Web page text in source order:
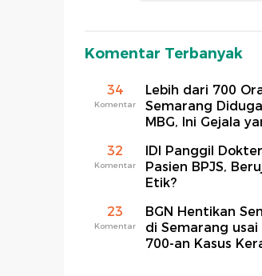
Komentar Terbanyak
34
Komentar
Lebih dari 700
Semarang
MBG, Ini Gejala
32
Komentar
IDI Panggil
Pasien BPJS,
Etik?
23
Komentar
BGN Hentikan
di Semarang usai
700-an Kasus